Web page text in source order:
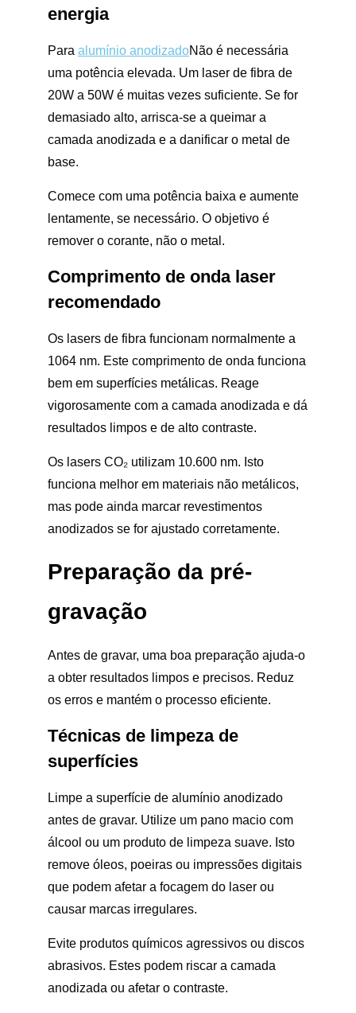
energia
Para alumínio anodizadoNão é necessária
uma potência elevada. Um laser de fibra de
20W a 50W é muitas vezes suficiente. Se for
demasiado alto, arrisca-se a queimar a
camada anodizada e a danificar o metal de
base.
Comece com uma potência baixa e aumente
lentamente, se necessário. O objetivo é
remover o corante, não o metal.
Comprimento de onda laser
recomendado
Os lasers de fibra funcionam normalmente a
1064 nm. Este comprimento de onda funciona
bem em superfícies metálicas. Reage
vigorosamente com a camada anodizada e dá
resultados limpos e de alto contraste.
Os lasers CO₂ utilizam 10.600 nm. Isto
funciona melhor em materiais não metálicos,
mas pode ainda marcar revestimentos
anodizados se for ajustado corretamente.
Preparação da pré-
gravação
Antes de gravar, uma boa preparação ajuda-o
a obter resultados limpos e precisos. Reduz
os erros e mantém o processo eficiente.
Técnicas de limpeza de
superfícies
Limpe a superfície de alumínio anodizado
antes de gravar. Utilize um pano macio com
álcool ou um produto de limpeza suave. Isto
remove óleos, poeiras ou impressões digitais
que podem afetar a focagem do laser ou
causar marcas irregulares.
Evite produtos químicos agressivos ou discos
abrasivos. Estes podem riscar a camada
anodizada ou afetar o contraste.